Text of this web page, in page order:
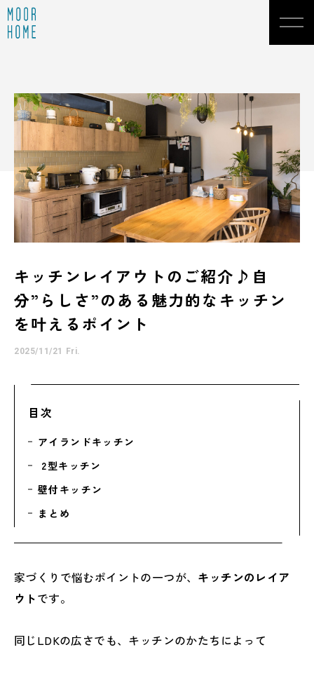
キッチンレイアウトのご紹介♪自
分”らしさ”のある魅力的なキッチン
を叶えるポイント
2025/11/21 Fri.
目次
アイランドキッチン
2型キッチン
壁付キッチン
まとめ
家づくりで悩むポイントの一つが、 キッチンのレイア
ウトです。
同じLDKの広さでも、キッチンのかたちによって